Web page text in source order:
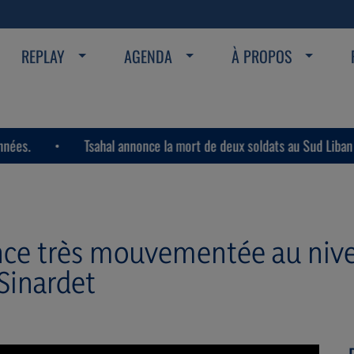
REPLAY AGENDA À PROPOS
Tsahal annonce la mort de deux soldats au Sud Liban dans
très mouvementée au